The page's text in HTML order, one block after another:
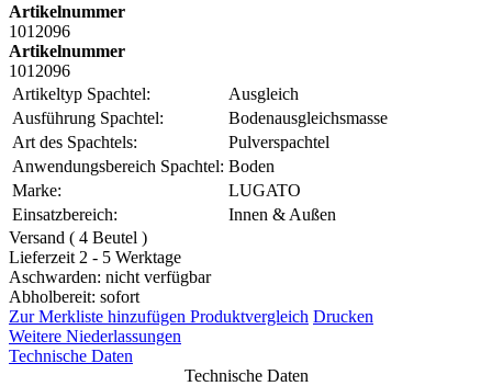
Artikelnummer
1012096
Artikelnummer
1012096
Artikeltyp Spachtel:
Ausgleich
Ausführung Spachtel:
Bodenausgleichsmasse
Art des Spachtels:
Pulverspachtel
Anwendungsbereich Spachtel: Boden
Marke:
LUGATO
Einsatzbereich:
Innen & Außen
Versand ( 4 Beutel )
Lieferzeit 2 - 5 Werktage
Aschwarden: nicht verfügbar
Abholbereit: sofort
Zur Merkliste hinzufügen Produktvergleich Drucken
Weitere Niederlassungen
Technische Daten
Technische Daten